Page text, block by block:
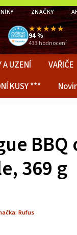
ZNAČKY
★★★★★
94 %
433 hodnocení
A UZENÍ VAŘIČE
KUSY ***
369 g
Rufus